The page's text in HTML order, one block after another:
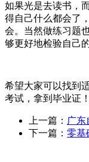
如果光是去读书，
得自己什么都会了
会。当然做练习题
够更好地检验自己
希望大家可以找到
考试，拿到毕业证！
上一篇： 广东
下一篇： 零基